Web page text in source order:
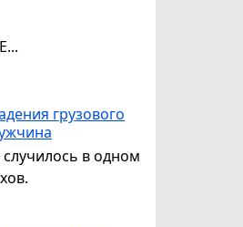
грузового
в одном